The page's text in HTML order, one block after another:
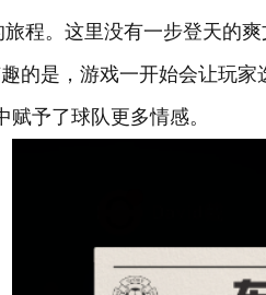
程。这里没有一步登天的
的是，游戏一开始会让玩
赋予了球队更多情感。